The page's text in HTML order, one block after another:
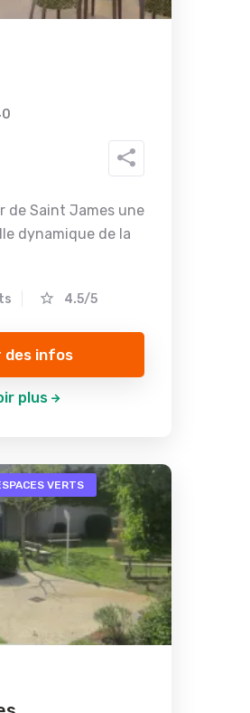
de Saint James une
dynamique de la
4.5/5
des infos
plus
VERTS